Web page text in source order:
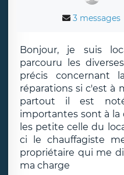
3 messages
Bonjour, je suis
parcouru les
précis concernant
réparations si c'est à
partout il est
importantes sont à
les petite celle du
ci le chauffagiste
propriétaire qui me
ma charge